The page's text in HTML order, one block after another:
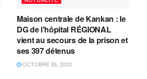
Maison centrale de Kankan : le
DG de l’hôpital RÉGIONAL
vient au secours de la prison et
ses 397 détenus
OCTOBRE 26, 2023